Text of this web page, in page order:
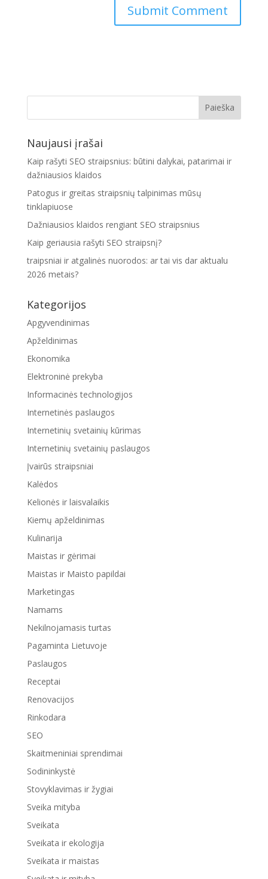
Naujausi įrašai
Kaip rašyti SEO straipsnius: būtini dalykai, patarimai ir
dažniausios klaidos
Patogus ir greitas straipsnių talpinimas mūsų
tinklapiuose
Dažniausios klaidos rengiant SEO straipsnius
Kaip geriausia rašyti SEO straipsnį?
traipsniai ir atgalinės nuorodos: ar tai vis dar aktualu
2026 metais?
Kategorijos
Apgyvendinimas
Apželdinimas
Ekonomika
Elektroninė prekyba
Informacinės technologijos
Internetinės paslaugos
Internetinių svetainių kūrimas
Internetinių svetainių paslaugos
Įvairūs straipsniai
Kalėdos
Kelionės ir laisvalaikis
Kiemų apželdinimas
Kulinarija
Maistas ir gėrimai
Maistas ir Maisto papildai
Marketingas
Namams
Nekilnojamasis turtas
Pagaminta Lietuvoje
Paslaugos
Receptai
Renovacijos
Rinkodara
SEO
Skaitmeniniai sprendimai
Sodininkystė
Stovyklavimas ir žygiai
Sveika mityba
Sveikata
Sveikata ir ekologija
Sveikata ir maistas